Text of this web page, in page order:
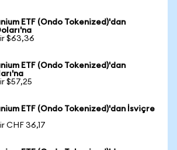
ETF (Ondo Tokenized)'dan
$63,36
ETF (Ondo Tokenized)'dan
$57,25
ETF (Ondo Tokenized)'dan İsviçre
CHF 36,17